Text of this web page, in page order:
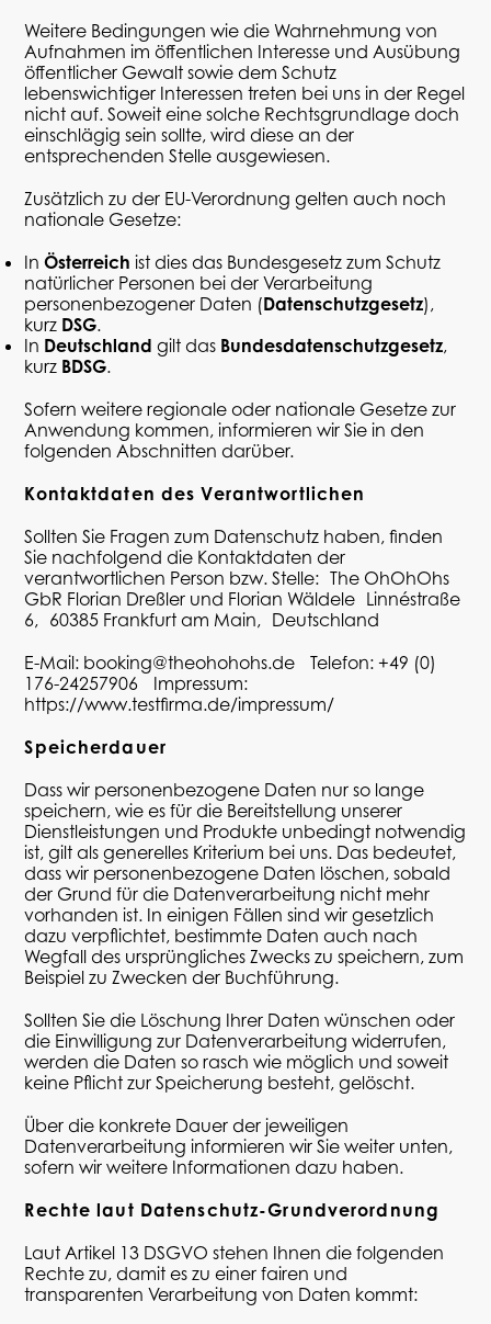
Weitere Bedingungen wie die Wahrnehmung von
Aufnahmen im öffentlichen Interesse und Ausübung
öffentlicher Gewalt sowie dem Schutz
lebenswichtiger Interessen treten bei uns in der Regel
nicht auf. Soweit eine solche Rechtsgrundlage doch
einschlägig sein sollte, wird diese an der
entsprechenden Stelle ausgewiesen.
Zusätzlich zu der EU-Verordnung gelten auch noch
nationale Gesetze:
InÖsterreich ist dies das Bundesgesetz zum Schutz
natürlicher Personen bei der Verarbeitung
personenbezogener Daten (Datenschutzgesetz),
kurz DSG.
In Deutschland gilt das Bundesdatenschutzgesetz,
kurz BDSG.
Sofern weitere regionale oder nationale Gesetze zur
Anwendung kommen, informieren wir Sie in den
folgenden Abschnitten darüber.
Kontaktdaten des Verantwortlichen
Sollten Sie Fragen zum Datenschutz haben, finden
Sie nachfolgend die Kontaktdaten der
verantwortlichen Person bzw. Stelle: The OhOhOhs
GbR Florian Dreßler und FlorianWäldele Linnéstraße
6, 60385 Frankfurt am Main, Deutschland
E-Mail: booking@theohohohs.de Telefon:+49 (0)
176-24257906 Impressum:
https://www.testfirma.de/impressum/
Speicherdauer
Dass wir personenbezogene Daten nur so lange
speichern, wie es für die Bereitstellung unserer
Dienstleistungen und Produkte unbedingt notwendig
ist, gilt als generelles Kriterium bei uns. Das bedeutet,
dass wir personenbezogene Daten löschen, sobald
der Grund für die Datenverarbeitung nicht mehr
vorhanden ist. In einigen Fällen sind wir gesetzlich
dazu verpflichtet, bestimmte Daten auch nach
Wegfalldes ursprüngliches Zwecks zu speichern, zum
Beispiel zu Zwecken der Buchführung.
Sollten Sie die Löschung Ihrer Daten wünschen oder
die Einwilligung zur Datenverarbeitung widerrufen,
werden die Daten so rasch wie möglich undsoweit
keine Pflicht zur Speicherung besteht, gelöscht.
Über die konkrete Dauer der jeweiligen
Datenverarbeitung informieren wir Sie weiter unten,
sofern wir weitere Informationen dazu haben.
Rechte laut Datenschutz-Grundverordnung
Laut Artikel 13 DSGVO stehen Ihnen die folgenden
Rechte zu, damit es zu einer fairen und
transparenten Verarbeitung von Daten kommt: